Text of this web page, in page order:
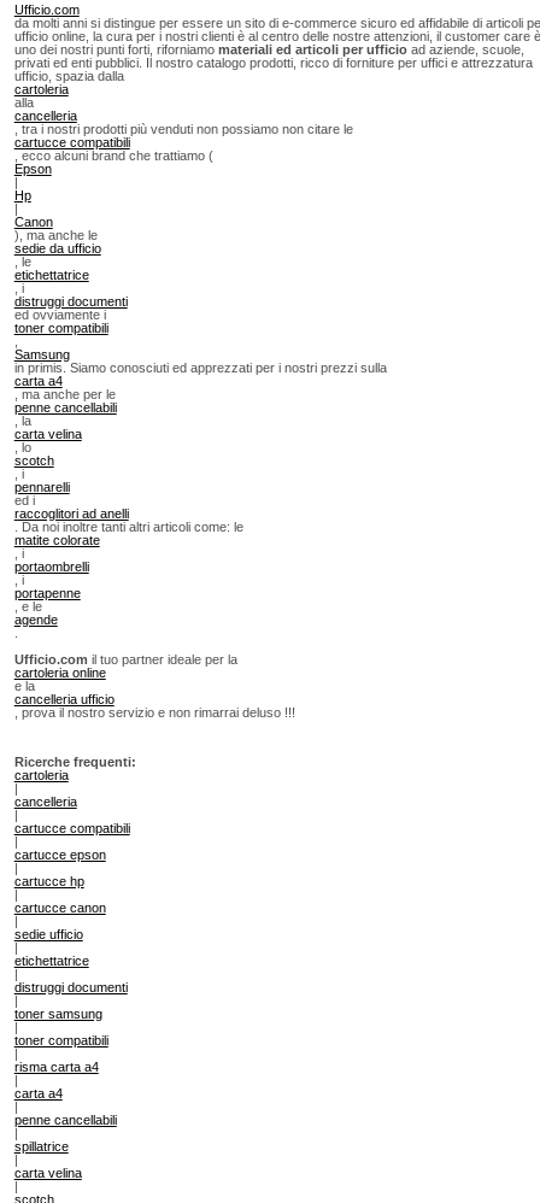
Ufficio.com
da molti anni si distingue per essere un sito di e-commerce sicuro ed affidabile di articoli
ufficio online, la cura per i nostri clienti è al centro delle nostre attenzioni, il customer care è
uno dei nostri punti forti, riforniamo materiali ed articoli per ufficioad aziende, scuole,
privati ed enti pubblici. Il nostro catalogo prodotti, ricco di forniture per uffici e attrezzatura
ufficio, spazia dalla
cartoleria
alla
cancelleria
, tra i nostri prodotti più venduti non possiamo non citare le
cartucce compatibili
, ecco alcuni brand che trattiamo (
Epson
|
Hp
|
Canon
), ma anche le
sedie da ufficio
, le
etichettatrice
, i
distruggi documenti
ed ovviamente i
toner compatibili
Samsung
in primis. Siamo conosciuti ed apprezzati per i nostri prezzi sulla
carta a4
, ma anche per le
penne cancellabili
, la
carta velina
, lo
scotch
, i
pennarelli
ed i
raccoglitori ad anelli
. Da noi inoltre tanti altri articoli come: le
matite colorate
, i
portaombrelli
, i
portapenne
, e le
agende
Ufficio.com il tuo partner ideale per la
cartoleria online
e la
cancelleria ufficio
, prova il nostro servizio e non rimarrai deluso !!!
Ricerche frequenti:
cartoleria
|
cancelleria
|
cartucce compatibili
|
cartucce epson
|
cartucce hp
|
cartucce canon
|
sedie ufficio
|
etichettatrice
|
distruggi documenti
|
toner samsung
|
toner compatibili
|
risma carta a4
|
carta a4
|
penne cancellabili
|
spillatrice
|
carta velina
|
scotch